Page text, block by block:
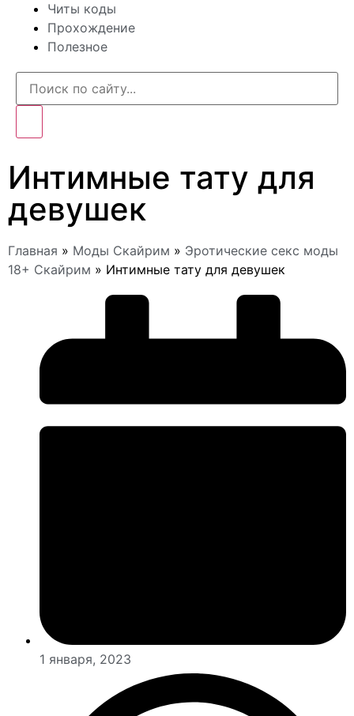
Читы коды
Прохождение
Полезное
Интимные тату для
девушек
Главная » Моды Скайрим » Эротические секс моды
18+ Скайрим » Интимные тату для девушек
1 января, 2023